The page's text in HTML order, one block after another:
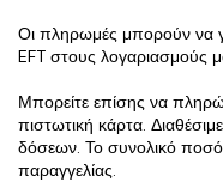
Οι πληρωμές μπορούν να
EFT στους λογαριασμούς
Μπορείτε επίσης να
πιστωτική κάρτα.
δόσεων. Το συνολικό ποσό
παραγγελίας.